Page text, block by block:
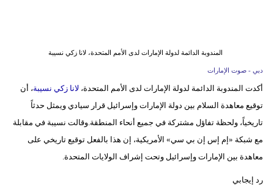
إسلامية
علوم
وتكنولوجيا
المندوبة الدائمة لدولة الإمارات لدى الأمم المتحدة، لانا زكي نسيبة
دبي - صوت الإمارات
أكدت المندوبة الدائمة لدولة الإمارات لدى الأمم المتحدة، لانا زكي نسيبة، أن
توقيع معاهدة السلام بين دولة الإمارات وإسرائيل قرار سيادي ويمثل حدثاً
تاريخياً، ولحظة تفاؤل مشتركة في جميع أنحاء المنطقة.وقالت نسيبة في مقابلة
مع شبكة «إم إس إن بي سي» الأمريكية، إن هذا بالفعل توقيع تاريخي على
معاهدة بين الإمارات وإسرائيل وتحت إشراف الولايات المتحدة.
رد إيجابي